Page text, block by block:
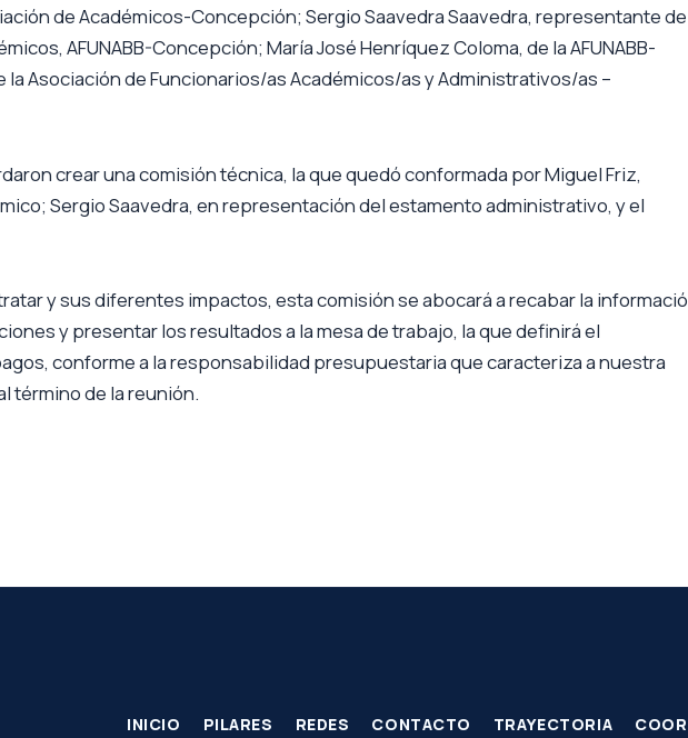
de Académicos-Concepción; Sergio Saavedra Saavedra, representante
AFUNABB-Concepción; María José Henríquez Coloma, de la AFUNABB-
la Asociación de Funcionarios/as Académicos/as y Administrativos/as –
crear una comisión técnica, la que quedó conformada por Miguel Friz,
Sergio Saavedra, en representación del estamento administrativo, y el
y sus diferentes impactos, esta comisión se abocará a recabar la
y presentar los resultados a la mesa de trabajo, la que definirá el
conforme a la responsabilidad presupuestaria que caracteriza a nuestra
término de la reunión.
INICIO PILARES REDES CONTACTO TRAYECTORIA